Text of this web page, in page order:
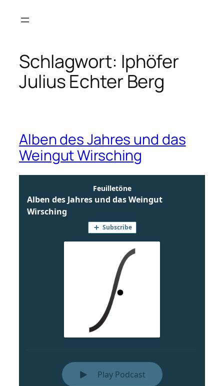
Inhalt
Schlagwort: Iphöfer
Julius Echter Berg
Alben des Jahres und das
Weingut Wirsching